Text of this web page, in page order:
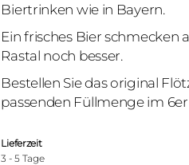
Biertrinken wie in Bayern.
Ein frisches Bier schmecken
Rastal noch besser.
Bestellen Sie das original
passenden Füllmenge im 6er
Lieferzeit
3 - 5 Tage